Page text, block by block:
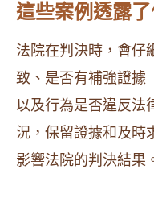
這些案例透露了
法院在判決時，會仔
致、是否有補強證據
以及行為是否違反法
況，保留證據和及時
影響法院的判決結果